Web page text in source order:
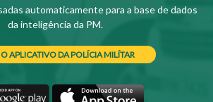
automaticamente para a base de dados
da inteligência da PM.
APLICATIVO DA POLÍCIA MILÍTAR